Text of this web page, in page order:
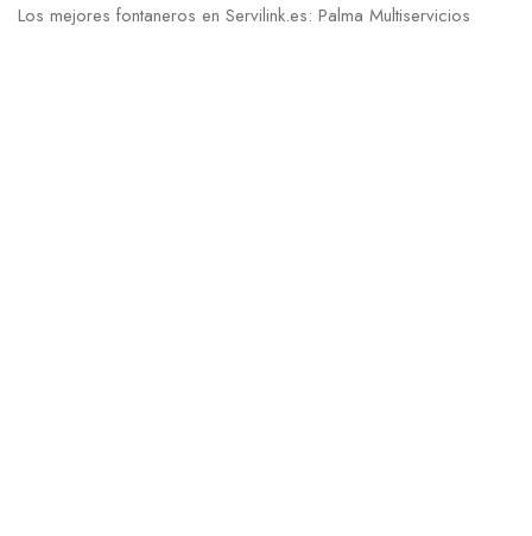
Los mejores fontaneros en Servilink.es: Palma Multiservicios